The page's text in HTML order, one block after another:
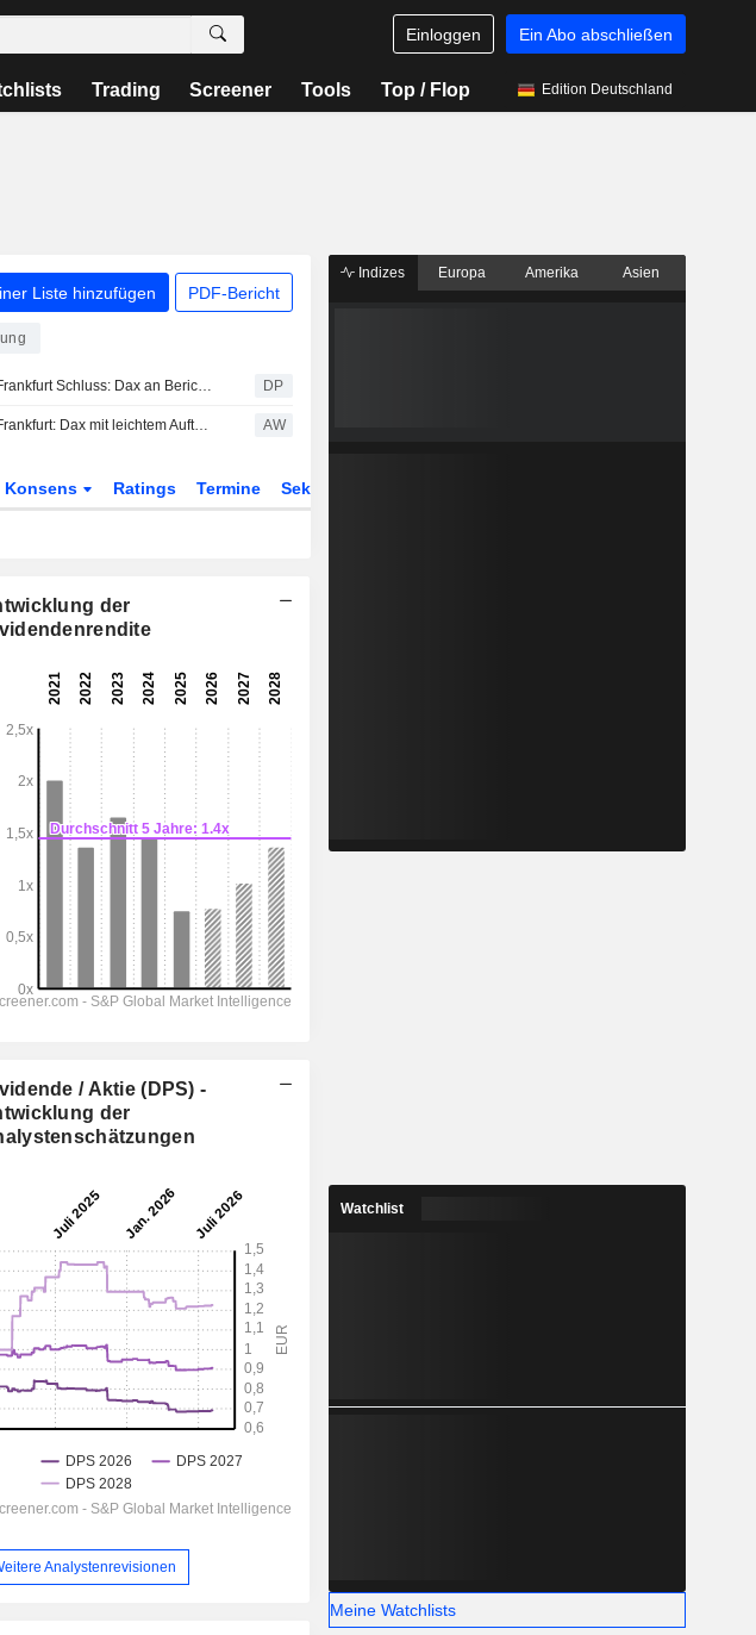
Einloggen Ein Abo abschließen
Trading Screener Tools Top / Flop Edition Deutschland
Liste hinzufügen PDF-Bericht
Aktien Frankfurt Schluss: Dax an Berichtssaison-Höhepunkt kaum verändert DP
Aktien Frankfurt: Dax mit leichtem Auftrieb - Gewinnmitnahmen bei Siemens-Aktien AW
Konsens Ratings Termine Sektor
2026
0,77 % 1,01 %
42,5 % 40,1 %
90,36 90,36
115.500 -
-
der
/ Aktie (DPS) -
der
Analystenrevisionen
Indizes Europa Amerika Asien
Watchlist
Meine Watchlists